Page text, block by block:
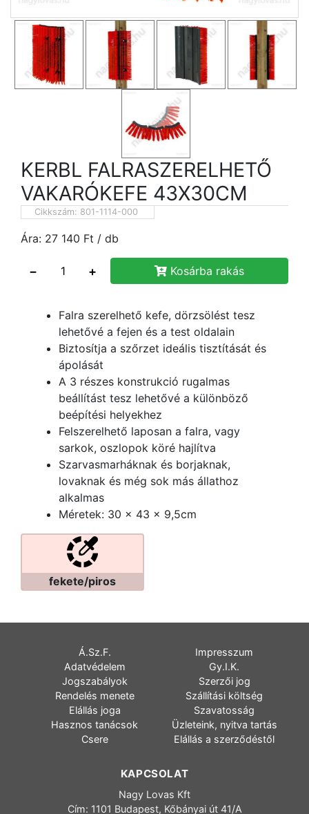
KERBL FALRASZERELHETŐ
VAKARÓKEFE 43X30CM
Cikkszám: 801-1114-000
Ára: 27 140 Ft / db
− + Kosárba rakás
Falra szerelhető kefe, dörzsölést tesz
lehetővé a fejen és a test oldalain
Biztosítja a szőrzet ideális tisztítását és
ápolását
A 3 részes konstrukció rugalmas
beállítást tesz lehetővé a különböző
beépítési helyekhez
Felszerelhető laposan a falra, vagy
sarkok, oszlopok köré hajlítva
Szarvasmarháknak és borjaknak,
lovaknak és még sok más állathoz
alkalmas
Méretek: 30 x 43 x 9,5cm
fekete/piros
Á.Sz.F.
Impresszum
Adatvédelem
Gy.I.K.
Jogszabályok
Szerzői jog
Rendelés menete
Szállítási költség
Elállás joga
Szavatosság
Hasznos tanácsok
Üzleteink, nyitva tartás
Csere
Elállás a szerződéstől
KAPCSOLAT
Nagy Lovas Kft
Cím: 1101 Budapest, Kőbányai út 41/A